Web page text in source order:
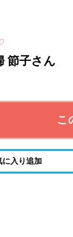
節子さん
こ
に入り追加